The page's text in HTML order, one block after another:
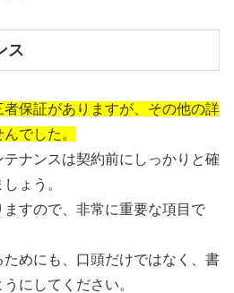
ス
保証がありますが、その他の詳
でした。
ナンスは契約前にしっかりと確
ょう。
すので、非常に重要な項目で
めにも、口頭だけではなく、書
にしてください。